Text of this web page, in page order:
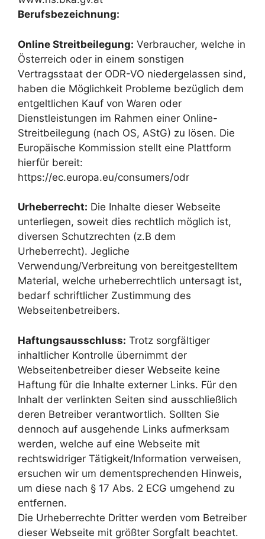
Berufsbezeichnung:
Online Streitbeilegung: Verbraucher, welche in
Österreich oder in einem sonstigen
Vertragsstaat der ODR-VO niedergelassen sind,
haben die Möglichkeit Probleme bezüglich dem
entgeltlichen Kauf von Waren oder
Dienstleistungen im Rahmen einer Online-
Streitbeilegung (nach OS, AStG) zu lösen. Die
Europäische Kommission stellt eine Plattform
hierfür bereit:
https://ec.europa.eu/consumers/odr
Urheberrecht: Die Inhalte dieser Webseite
unterliegen, soweit dies rechtlich möglich ist,
diversen Schutzrechten (z.B dem
Urheberrecht). Jegliche
Verwendung/Verbreitung von bereitgestelltem
Material, welche urheberrechtlich untersagt ist,
bedarf schriftlicher Zustimmung des
Webseitenbetreibers.
Haftungsausschluss: Trotz sorgfältiger
inhaltlicher Kontrolle übernimmt der
Webseitenbetreiber dieser Webseite keine
Haftung für die Inhalte externer Links. Für den
Inhalt der verlinkten Seiten sind ausschließlich
deren Betreiber verantwortlich. Sollten Sie
dennoch auf ausgehende Links aufmerksam
werden, welche auf eine Webseite mit
rechtswidriger Tätigkeit/Information verweisen,
ersuchen wir um dementsprechenden Hinweis,
um diese nach § 17 Abs. 2 ECG umgehend zu
entfernen.
Die Urheberrechte Dritter werden vom Betreiber
dieser Webseite mit größter Sorgfalt beachtet.